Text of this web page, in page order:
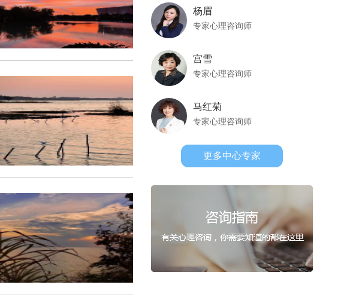
杨眉
专家心理咨询师
宫雪
专家心理咨询师
马红菊
专家心理咨询师
更多中心专家